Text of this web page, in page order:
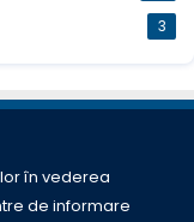
3
în vederea
de informare